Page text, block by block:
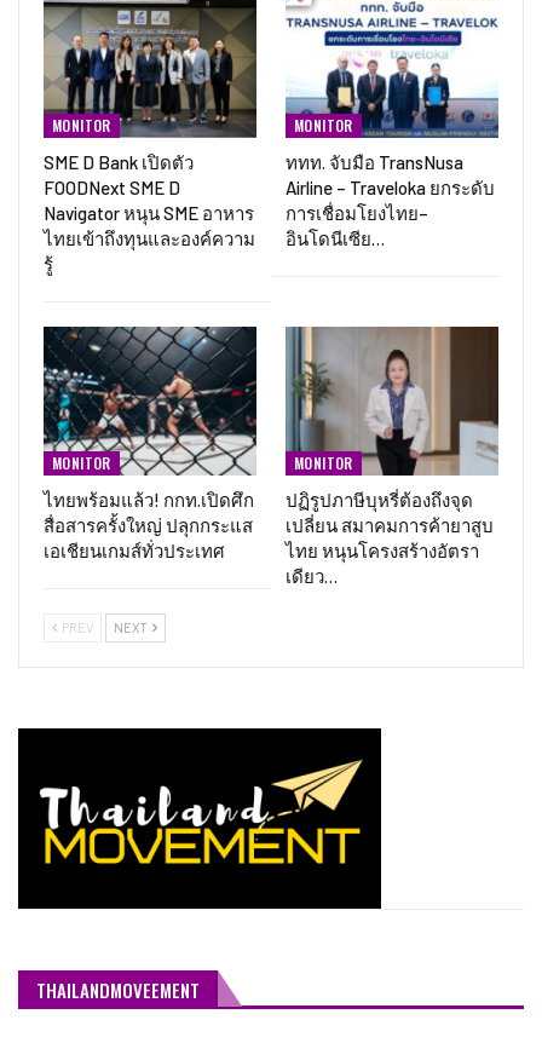
MONITOR
SME D Bank เปิดตัว
FOODNext SME D
Navigator หนุน SME อาหาร
ไทยเข้าถึงทุนและองค์ความ
รู้
MONITOR
ททท. จับมือ TransNusa
Airline – Traveloka ยกระดับ
การเชื่อมโยงไทย–
อินโดนีเซีย…
MONITOR
ไทยพร้อมแล้ว! กกท.เปิดศึก
สื่อสารครั้งใหญ่ ปลุกกระแส
เอเชียนเกมส์ทั่วประเทศ
MONITOR
ปฏิรูปภาษีบุหรี่ต้องถึงจุด
เปลี่ยน สมาคมการค้ายาสูบ
ไทย หนุนโครงสร้างอัตรา
เดียว…
PREV NEXT
THAILANDMOVEEMENT